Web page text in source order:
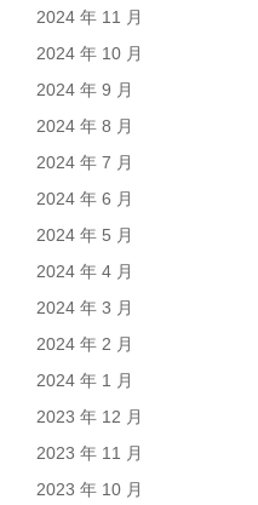
2024 年 11 月
2024 年 10 月
2024 年 9 月
2024 年 8 月
2024 年 7 月
2024 年 6 月
2024 年 5 月
2024 年 4 月
2024 年 3 月
2024 年 2 月
2024 年 1 月
2023 年 12 月
2023 年 11 月
2023 年 10 月